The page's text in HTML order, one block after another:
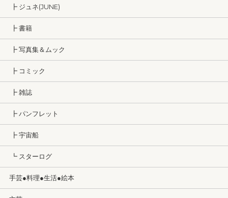
┣ ジュネ(JUNE)
┣ 書籍
┣ 写真集＆ムック
┣ コミック
┣ 雑誌
┣ パンフレット
┣ 宇宙船
┗ スターログ
手芸●料理●生活●絵本